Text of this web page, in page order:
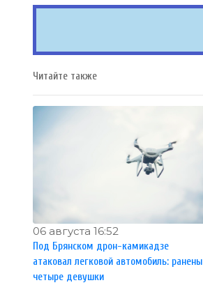
Читайте также
06 августа 16:52
Под Брянском дрон-камикадзе
атаковал легковой автомобиль: ранены
четыре девушки